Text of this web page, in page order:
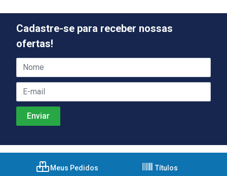
Cadastre-se para receber nossas
ofertas!
Meus Pedidos Títulos